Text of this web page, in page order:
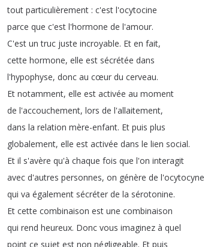
tout particulièrement : c'est l'ocytocine
parce que c'est l'hormone de l'amour.
C'est un truc juste incroyable. Et en fait,
cette hormone, elle est sécrétée dans
l'hypophyse, donc au cœur du cerveau.
Et notamment, elle est activée au moment
de l'accouchement, lors de l'allaitement,
dans la relation mère-enfant. Et puis plus
globalement, elle est activée dans le lien social.
Et il s'avère qu'à chaque fois que l'on interagit
avec d'autres personnes, on génère de l'ocytocyne
qui va également sécréter de la sérotonine.
Et cette combinaison est une combinaison
qui rend heureux. Donc vous imaginez à quel
point ce sujet est non négligeable. Et puis